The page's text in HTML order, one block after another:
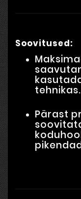
Soovitused:
tehnikas.
Pärast